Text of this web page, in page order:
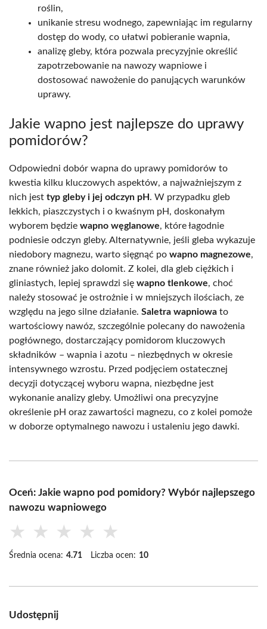
roślin,
unikanie stresu wodnego, zapewniając im regularny
dostęp do wody, co ułatwi pobieranie wapnia,
analizę gleby, która pozwala precyzyjnie określić
zapotrzebowanie na nawozy wapniowe i
dostosować nawożenie do panujących warunków
uprawy.
Jakie wapno jest najlepsze do uprawy
pomidorów?
Odpowiedni dobór wapna do uprawy pomidorów to
kwestia kilku kluczowych aspektów, a najważniejszym z
nich jest typ gleby i jej odczyn pH . W przypadku gleb
lekkich, piaszczystych i o kwaśnym pH, doskonałym
wyborem będzie wapno węglanowe, które łagodnie
podniesie odczyn gleby. Alternatywnie, jeśli gleba wykazuje
niedobory magnezu, warto sięgnąć po wapno magnezowe,
znane również jako dolomit. Z kolei, dla gleb ciężkich i
gliniastych, lepiej sprawdzi się wapno tlenkowe, choć
należy stosować je ostrożnie i w mniejszych ilościach, ze
względu na jego silne działanie. Saletra wapniowa to
wartościowy nawóz, szczególnie polecany do nawożenia
pogłównego, dostarczający pomidorom kluczowych
składników – wapnia i azotu – niezbędnych w okresie
intensywnego wzrostu. Przed podjęciem ostatecznej
decyzji dotyczącej wyboru wapna, niezbędne jest
wykonanie analizy gleby. Umożliwi ona precyzyjne
określenie pH oraz zawartości magnezu, co z kolei pomoże
w doborze optymalnego nawozu i ustaleniu jego dawki.
Oceń: Jakie wapno pod pomidory? Wybór najlepszego
nawozu wapniowego
★ ★ ★ ★ ★
Średnia ocena: 4.71 Liczba ocen: 10
Udostępnij